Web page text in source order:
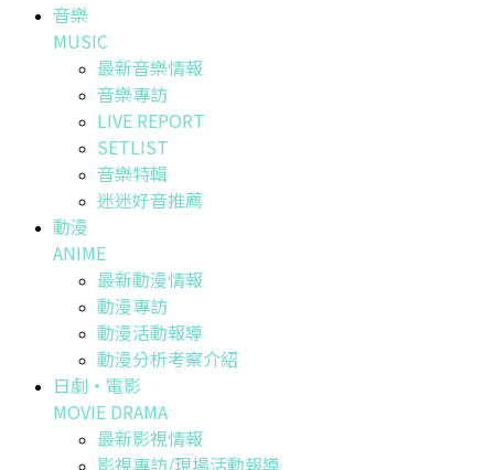
音樂
MUSIC
最新音樂情報
音樂專訪
LIVE REPORT
SETLIST
音樂特輯
迷迷好音推薦
動漫
ANIME
最新動漫情報
動漫專訪
動漫活動報導
動漫分析考察介紹
日劇・電影
MOVIE DRAMA
最新影視情報
影視專訪/現場活動報導